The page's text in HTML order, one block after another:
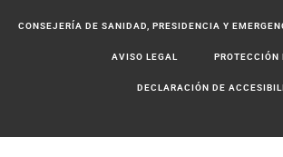
CONSEJERÍA DE SANIDAD, PRESIDENCIA Y
AVISO LEGAL PROTECCIÓN
DECLARACIÓN DE